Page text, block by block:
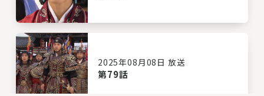
2025年08月08日 放送
第79話